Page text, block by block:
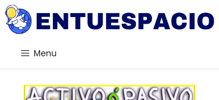
Saltar
al
contenido
Menu